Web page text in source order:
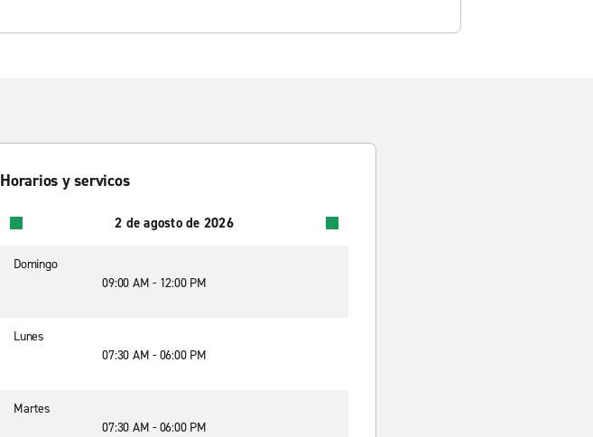
Horarios y servicos
2 de agosto de 2026
Domingo
09:00 AM - 12:00 PM
Lunes
07:30 AM - 06:00 PM
Martes
07:30 AM - 06:00 PM